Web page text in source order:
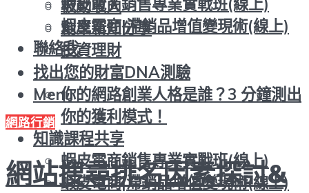
蝦皮電商|滯銷品增值變現術(線上)
聯絡我
Menu
被動收入
創業新知分享
投資理財
找出您的財富DNA測驗
你的網路創業人格是誰？3 分鐘測出
你的獲利模式！
知識課程共享
蝦皮電商銷售專業實戰班(線上)
蝦皮電商|滯銷品增值變現術(線上)
網路行銷
網站搜尋排名因素探討&